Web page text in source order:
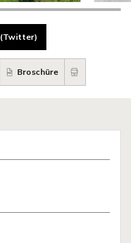
(Twitter)
Broschüre